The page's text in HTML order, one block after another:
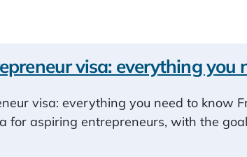
visa: everything you
visa: everything you need to know
for aspiring entrepreneurs, with the